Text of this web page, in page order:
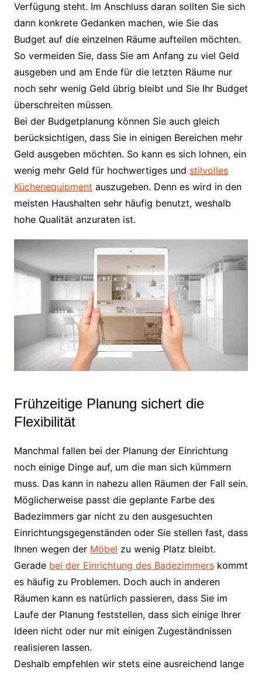
Verfügung steht. Im Anschluss daran sollten Sie sich
dann konkrete Gedanken machen, wie Sie das
Budget auf die einzelnen Räume aufteilen möchten.
So vermeiden Sie, dass Sie am Anfang zu viel Geld
ausgeben und am Ende für die letzten Räume nur
noch sehr wenig Geld übrig bleibt und Sie Ihr Budget
überschreiten müssen.
Bei der Budgetplanung können Sie auch gleich
berücksichtigen, dass Sie in einigen Bereichen mehr
Geld ausgeben möchten. So kann es sich lohnen, ein
wenig mehr Geld für hochwertiges und stilvolles
Küchenequipment auszugeben. Denn es wird in den
meisten Haushalten sehr häufig benutzt, weshalb
hohe Qualität anzuraten ist.
Frühzeitige Planung sichert die
Flexibilität
Manchmal fallen bei der Planung der Einrichtung
noch einige Dinge auf, um die man sich kümmern
muss. Das kann in nahezu allen Räumen der Fall sein.
Möglicherweise passt die geplante Farbe des
Badezimmers gar nicht zu den ausgesuchten
Einrichtungsgegenständen oder Sie stellen fast, dass
Ihnen wegen der Möbel zu wenig Platz bleibt.
Gerade bei der Einrichtung des Badezimmerskommt
es häufig zu Problemen. Doch auch in anderen
Räumen kann es natürlich passieren, dass Sie im
Laufe der Planung feststellen, dass sich einige Ihrer
Ideen nicht oder nur mit einigen Zugeständnissen
realisieren lassen.
Deshalb empfehlen wir stets eine ausreichend lange